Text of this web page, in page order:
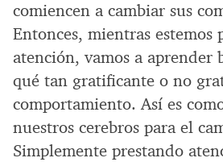
comiencen a cambiar sus
Entonces, mientras estemos
atención, vamos a aprender
qué tan gratificante o no
comportamiento. Así es
nuestros cerebros para el
Simplemente prestando